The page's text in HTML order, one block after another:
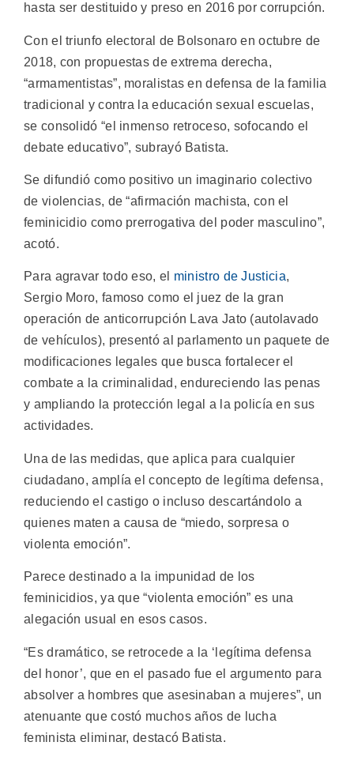
hasta ser destituido y preso en 2016 por corrupción.
Con el triunfo electoral de Bolsonaro en octubre de
2018, con propuestas de extrema derecha,
“armamentistas”, moralistas en defensa de la familia
tradicional y contra la educación sexual escuelas,
se consolidó “el inmenso retroceso, sofocando el
debate educativo”, subrayó Batista.
Se difundió como positivo un imaginario colectivo
de violencias, de “afirmación machista, con el
feminicidio como prerrogativa del poder masculino”,
acotó.
Para agravar todo eso, el ministro de Justicia,
Sergio Moro, famoso como el juez de la gran
operación de anticorrupción Lava Jato (autolavado
de vehículos), presentó al parlamento un paquete de
modificaciones legales que busca fortalecer el
combate a la criminalidad, endureciendo las penas
y ampliando la protección legal a la policía en sus
actividades.
Una de las medidas, que aplica para cualquier
ciudadano, amplía el concepto de legítima defensa,
reduciendo el castigo o incluso descartándolo a
quienes maten a causa de “miedo, sorpresa o
violenta emoción”.
Parece destinado a la impunidad de los
feminicidios, ya que “violenta emoción” es una
alegación usual en esos casos.
“Es dramático, se retrocede a la ‘legítima defensa
del honor’, que en el pasado fue el argumento para
absolver a hombres que asesinaban a mujeres”, un
atenuante que costó muchos años de lucha
feminista eliminar, destacó Batista.